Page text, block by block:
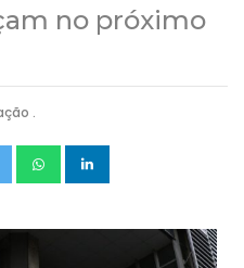
no próximo
.